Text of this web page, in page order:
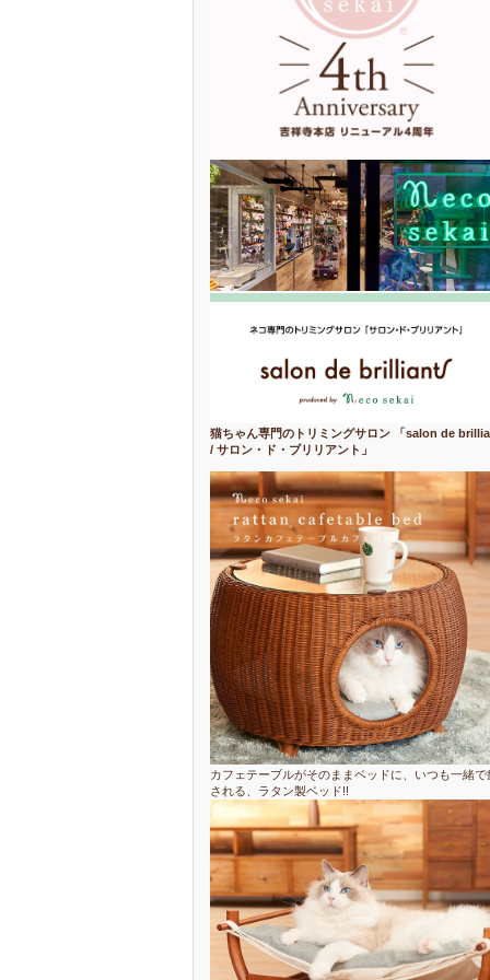
猫ちゃん専門のトリミングサロン 「salon de
/ サロン・ド・ブリリアント」
カフェテーブルがそのままベッドに、いつも一緒で
される、ラタン製ベッド!!